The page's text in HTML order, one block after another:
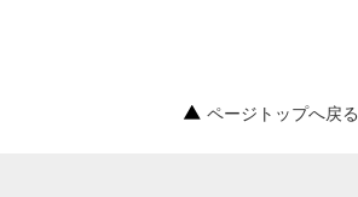
ページトップへ戻る